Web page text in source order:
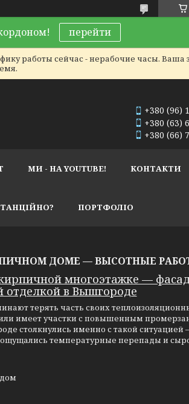
перейти
работы сейчас - нерабочие часы. Ваша
+380 (96)
+380 (63)
+380 (66)
МИ - НА YOUTUBE! КОНТАКТИ
ПОРТФОЛІО
ДОМЕ — ВЫСОТНЫЕ
многоэтажке —
отделкой в Вышгороде
терять часть своих
имеет участки с повышенным
столкнулись именно с такой
температурные перепады и